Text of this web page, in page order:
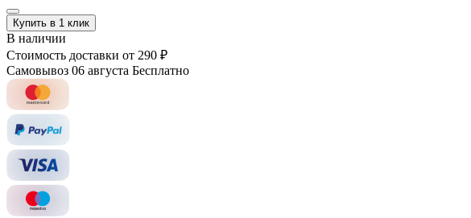
Купить в 1 клик
В наличии
Стоимость доставки от 290 ₽
Самовывоз 06 августа Бесплатно